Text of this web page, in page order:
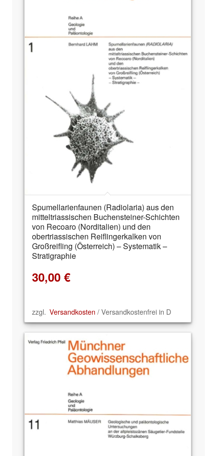
Spumellarienfaunen (Radiolaria) aus den
mitteltriassischen Buchensteiner-Schichten
von Recoaro (Norditalien) und den
obertriassischen Reiflingerkalken von
Großreifling (Österreich) – Systematik –
Stratigraphie
30,00 €
zzgl. Versandkosten / Versandkostenfrei in D